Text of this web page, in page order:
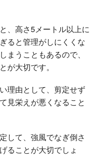
、高さ5メートル以上に
ると管理がしにくくな
まうこともあるので、
が大切です。
理由として、剪定せず
見栄えが悪くなること
して、強風でなぎ倒さ
ることが大切でしょ